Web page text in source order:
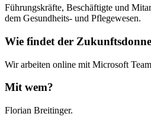
Führungskräfte, Beschäftigte und
dem Gesundheits- und Pflegewesen.
Wie findet der
Wir arbeiten online mit Microsoft
Mit wem?
Florian Breitinger.